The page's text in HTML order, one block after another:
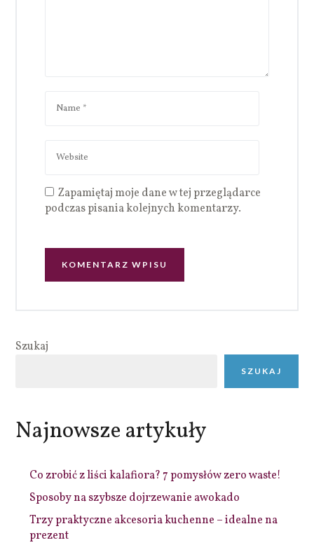
Zapamiętaj moje dane w tej przeglądarce
podczas pisania kolejnych komentarzy.
Szukaj
SZUKAJ
Najnowsze artykuły
Co zrobić z liści kalafiora? 7 pomysłów zero waste!
Sposoby na szybsze dojrzewanie awokado
Trzy praktyczne akcesoria kuchenne – idealne na
prezent